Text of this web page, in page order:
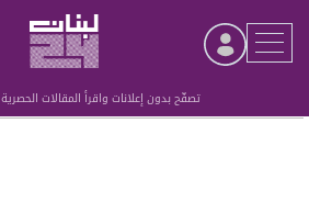
تصفّح بدون إعلانات واقرأ المقالات الحصرية
Advertisement